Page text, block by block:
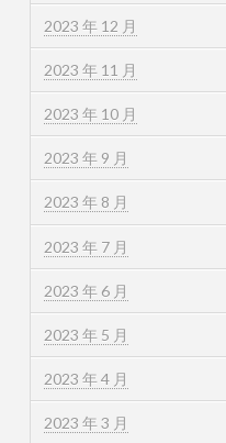
2023 年 12 月
2023 年 11 月
2023 年 10 月
2023 年 9 月
2023 年 8 月
2023 年 7 月
2023 年 6 月
2023 年 5 月
2023 年 4 月
2023 年 3 月